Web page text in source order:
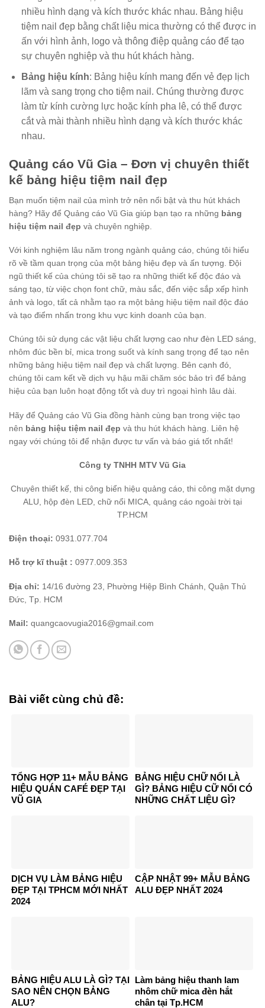
nhiều hình dạng và kích thước khác nhau. Bảng hiệu
tiệm nail đẹp bằng chất liệu mica thường có thể được in
ấn với hình ảnh, logo và thông điệp quảng cáo để tạo
sự chuyên nghiệp và thu hút khách hàng.
Bảng hiệu kính: Bảng hiệu kính mang đến vẻ đẹp lịch
lãm và sang trọng cho tiệm nail. Chúng thường được
làm từ kính cường lực hoặc kính pha lê, có thể được
cắt và mài thành nhiều hình dạng và kích thước khác
nhau.
Quảng cáo Vũ Gia – Đơn vị chuyên thiết
kế bảng hiệu tiệm nail đẹp
Bạn muốn tiệm nail của mình trở nên nổi bật và thu hút khách
hàng? Hãy để Quảng cáo Vũ Gia giúp bạn tạo ra những bảng
hiệu tiệm nail đẹp và chuyên nghiệp.
Với kinh nghiệm lâu năm trong ngành quảng cáo, chúng tôi hiểu
rõ về tầm quan trọng của một bảng hiệu đẹp và ấn tượng. Đội
ngũ thiết kế của chúng tôi sẽ tạo ra những thiết kế độc đáo và
sáng tạo, từ việc chọn font chữ, màu sắc, đến việc sắp xếp hình
ảnh và logo, tất cả nhằm tạo ra một bảng hiệu tiệm nail độc đáo
và tạo điểm nhấn trong khu vực kinh doanh của bạn.
Chúng tôi sử dụng các vật liệu chất lượng cao như đèn LED sáng,
nhôm đúc bền bỉ, mica trong suốt và kính sang trọng để tạo nên
những bảng hiệu tiệm nail đẹp và chất lượng. Bên cạnh đó,
chúng tôi cam kết về dịch vụ hậu mãi chăm sóc bảo trì để bảng
hiệu của bạn luôn hoạt động tốt và duy trì ngoại hình lâu dài.
Hãy để Quảng cáo Vũ Gia đồng hành cùng bạn trong việc tạo
nên bảng hiệu tiệm nail đẹp và thu hút khách hàng. Liên hệ
ngay với chúng tôi để nhận được tư vấn và báo giá tốt nhất!
Công ty TNHH MTV Vũ Gia
Chuyên thiết kế, thi công biển hiệu quảng cáo, thi công mặt dựng
ALU, hộp đèn LED, chữ nổi MICA, quảng cáo ngoài trời tại
TP.HCM
Điện thoại: 0931.077.704
Hỗ trợ kĩ thuật : 0977.009.353
Địa chỉ: 14/16 đường 23, Phường Hiệp Bình Chánh, Quận Thủ
Đức, Tp. HCM
Mail: quangcaovugia2016@gmail.com
Bài viết cùng chủ đề:
TỔNG HỢP 11+ MẪU BẢNG
HIỆU QUÁN CAFÉ ĐẸP TẠI
VŨ GIA
BẢNG HIỆU CHỮ NỔI LÀ
GÌ? BẢNG HIỆU CỮ NỔI CÓ
NHỮNG CHẤT LIỆU GÌ?
DỊCH VỤ LÀM BẢNG HIỆU
ĐẸP TẠI TPHCM MỚI NHẤT
2024
CẬP NHẬT 99+ MẪU BẢNG
ALU ĐẸP NHẤT 2024
BẢNG HIỆU ALU LÀ GÌ? TẠI
SAO NÊN CHỌN BẢNG
ALU?
Làm bảng hiệu thanh lam
nhôm chữ mica đèn hắt
chân tại Tp.HCM